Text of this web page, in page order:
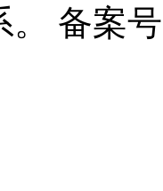
。 备案